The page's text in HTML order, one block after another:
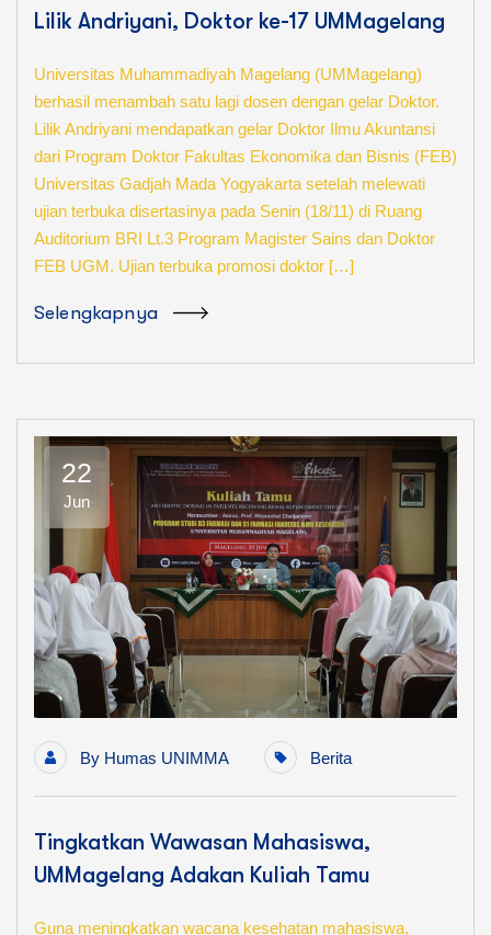
Lilik Andriyani, Doktor ke-17 UMMagelang
Universitas Muhammadiyah Magelang (UMMagelang)
berhasil menambah satu lagi dosen dengan gelar Doktor.
Lilik Andriyani mendapatkan gelar Doktor Ilmu Akuntansi
dari Program Doktor Fakultas Ekonomika dan Bisnis (FEB)
Universitas Gadjah Mada Yogyakarta setelah melewati
ujian terbuka disertasinya pada Senin (18/11) di Ruang
Auditorium BRI Lt.3 Program Magister Sains dan Doktor
FEB UGM. Ujian terbuka promosi doktor […]
Selengkapnya
22
Jun
By Humas UNIMMA Berita
Tingkatkan Wawasan Mahasiswa,
UMMagelang Adakan Kuliah Tamu
Guna meningkatkan wacana kesehatan mahasiswa,